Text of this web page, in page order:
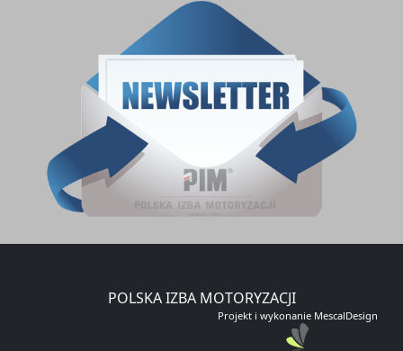
ZAPISZ SIĘ DO NEWSLETTERA
E-mail
Zapisz się
POLSKA IZBA MOTORYZACJI
Projekt i wykonanie MescalDesign